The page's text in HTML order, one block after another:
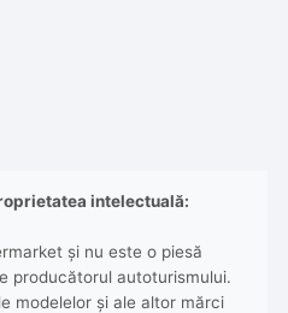
intelectuală:
și nu este o piesă
producătorul autoturismului.
modelelor și ale altor mărci